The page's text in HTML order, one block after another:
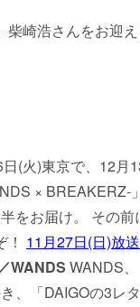
崎浩さんをお迎
(火)東京で、12月
× BREAKERZ-
をお届け。 その
11月27日(日)放
WANDS WANDS
、「DAIGOの3レ